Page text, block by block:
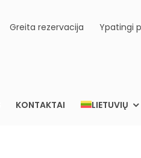
Greita rezervacija Ypatingi
KONTAKTAI LIETUVIŲ